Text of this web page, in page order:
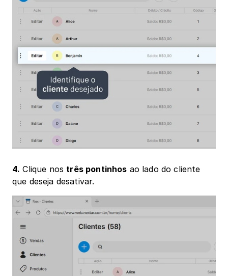
4. Clique nos três pontinhos ao lado do cliente
que deseja desativar.